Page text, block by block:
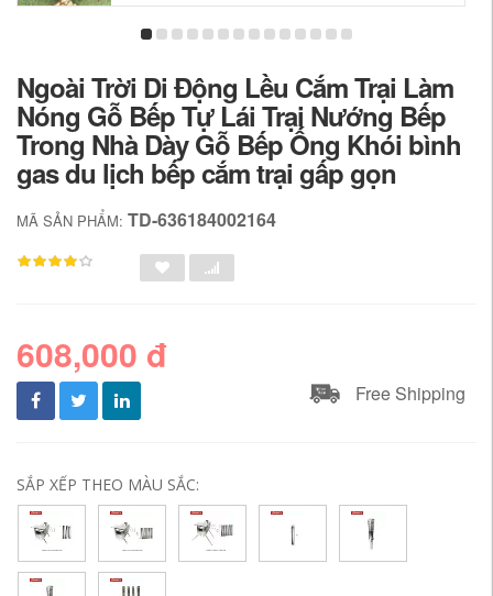
Ngoài Trời Di Động Lều Cắm Trại Làm
Nóng Gỗ Bếp Tự Lái Trại Nướng Bếp
Trong Nhà Dày Gỗ Bếp Ống Khói bình
gas du lịch bếp cắm trại gấp gọn
MÃ SẢN PHẨM: TD-636184002164
608,000 đ
Free Shipping
SẮP XẾP THEO MÀU SẮC: